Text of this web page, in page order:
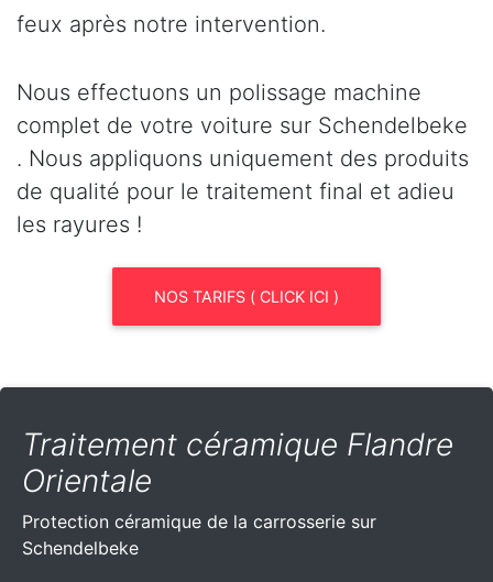
feux après notre intervention.
Nous effectuons un polissage machine
complet de votre voiture sur Schendelbeke
. Nous appliquons uniquement des produits
de qualité pour le traitement final et adieu
les rayures !
NOS TARIFS ( CLICK ICI )
Traitement céramique Flandre
Orientale
Protection céramique de la carrosserie sur
Schendelbeke